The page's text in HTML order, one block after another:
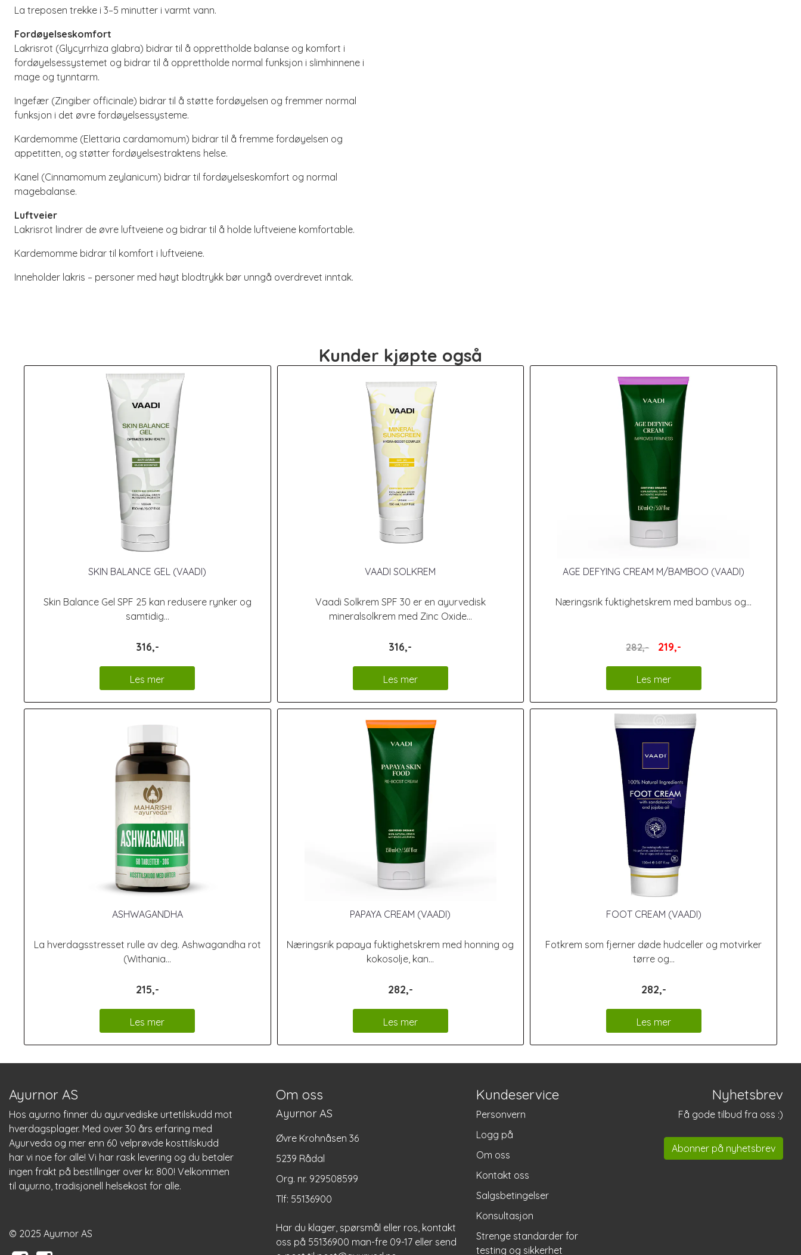
La treposen trekke i 3–5 minutter i varmt vann.
Fordøyelseskomfort
Lakrisrot (Glycyrrhiza glabra) bidrar til å opprettholde balanse og komfort i
fordøyelsessystemet og bidrar til å opprettholde normal funksjon i slimhinnene i
mage og tynntarm.
Ingefær (Zingiber officinale) bidrar til å støtte fordøyelsen og fremmer normal
funksjon i det øvre fordøyelsessysteme.
Kardemomme (Elettaria cardamomum) bidrar til å fremme fordøyelsen og
appetitten, og støtter fordøyelsestraktens helse.
Kanel (Cinnamomum zeylanicum) bidrar til fordøyelseskomfort og normal
magebalanse.
Luftveier
Lakrisrot lindrer de øvre luftveiene og bidrar til å holde luftveiene komfortable.
Kardemomme bidrar til komfort i luftveiene.
Inneholder lakris – personer med høyt blodtrykk bør unngå overdrevet inntak.
Kunder kjøpte også
SKIN BALANCE GEL (VAADI)
Skin Balance Gel SPF 25 kan redusere rynker og
samtidig...
316,-
Les mer
VAADI SOLKREM
Vaadi Solkrem SPF 30 er en ayurvedisk
mineralsolkrem med Zinc Oxide...
316,-
Les mer
AGE DEFYING CREAM M/BAMBOO (VAADI)
Næringsrik fuktighetskrem med bambus og...
282,- 219,-
Les mer
ASHWAGANDHA
La hverdagsstresset rulle av deg. Ashwagandha rot
(Withania...
215,-
Les mer
PAPAYA CREAM (VAADI)
Næringsrik papaya fuktighetskrem med honning og
kokosolje, kan...
282,-
Les mer
FOOT CREAM (VAADI)
Fotkrem som fjerner døde hudceller og motvirker
tørre og...
282,-
Les mer
Ayurnor AS
Hos ayur.no finner du ayurvediske urtetilskudd mot
hverdagsplager. Med over 30 års erfaring med
Ayurveda og mer enn 60 velprøvde kosttilskudd
har vi noe for alle! Vi har rask levering og du betaler
ingen frakt på bestillinger over kr. 800! Velkommen
til ayur.no, tradisjonell helsekost for alle.
© 2025 Ayurnor AS
Om oss
Ayurnor AS
Øvre Krohnåsen 36
5239 Rådal
Org. nr. 929508599
Tlf: 55136900
Har du klager, spørsmål eller ros, kontakt
oss på 55136900 man-fre 09-17 eller send
Kundeservice
Personvern
Logg på
Om oss
Kontakt oss
Salgsbetingelser
Konsultasjon
Strenge standarder for
testing og sikkerhet
Nyhetsbrev
Få gode tilbud fra oss :)
Abonner på nyhetsbrev